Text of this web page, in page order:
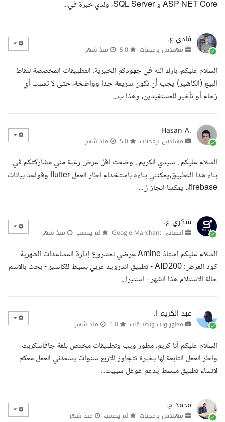
ASP NET Core و SQL Server، ولدي خبرة في...
فادي ع.
مهندس برمجيات منذ شهر
السلام عليكم، بارك الله في جهودكم الخيرية. التطبيقات المخصصة لنقاط
البيع (الكاشير) يجب أن تكون سريعة جدا وواضحة، حتى لا تسبب أي
زحام أو تأخير للمستفيدين، وهذا ب...
Hasan A.
مهندس برمجيات منذ شهر
السلام عليكم ، سيدي الكريم ، وضعت اقل عرض رغبة مني مشاركتكم في
بناء هذا التطبيق،يمكنني بناءه باستخدام اطار العمل flutter وقواعد بيانات
firebase،، يمكننا انجاز ل...
شكري ع.
اخصائي Google Marchant لم يحسب منذ شهر
السلام عليكم استاذ Amine عرضي لمشروع إدارة المساعدات الشهرية -
كود العرض: AID200 - تطبيق اندرويد عربي بسيط للكاشير - بحث بالاسم
حالة الاستلام هذا الشهر - استيرا...
عبد الكريم ا.
مطور ويب وتطبيقات منذ شهر
السلام عليكم أنا كريم، مطور ويب وتطبيقات مختص بلغة جافاسكربت
واطر العمل التابعة لها بخبرة تتجاوز الاربع سنوات يسعدني العمل معكم
لانشاء تطبيق مبسط يدعم غوغل شييت...
محمد ح.
مهندس برمجيات لم يحسب منذ شهر